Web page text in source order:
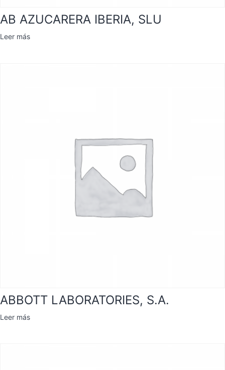
AB AZUCARERA IBERIA, SLU
Leer más
ABBOTT LABORATORIES, S.A.
Leer más